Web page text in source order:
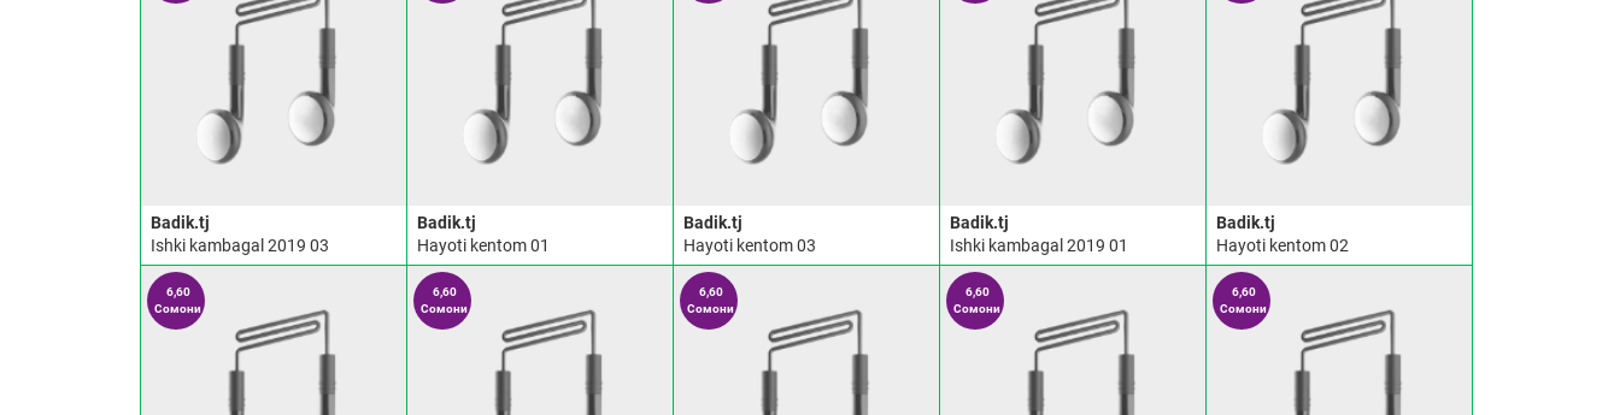
Badik.tj
Ishki kambagal 2019 03
Badik.tj
Hayoti kentom 01
Badik.tj
Hayoti kentom 03
Badik.tj
Ishki kambagal 2019 01
Badik.tj
Hayoti kentom 02
6,60
Сомони
6,60
Сомони
6,60
Сомони
6,60
Сомони
6,60
Сомони